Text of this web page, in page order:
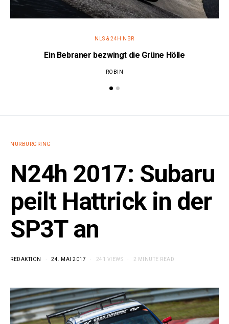
NLS & 24H NBR
Ein Bebraner bezwingt die Grüne Hölle
ROBIN
NÜRBURGRING
N24h 2017: Subaru
peilt Hattrick in der
SP3T an
REDAKTION 24. MAI 2017 241 VIEWS 2 MINUTE READ